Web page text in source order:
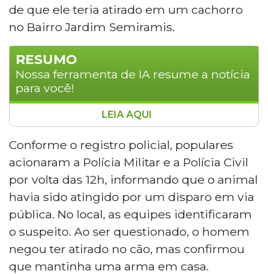
de que ele teria atirado em um cachorro
no Bairro Jardim Semiramis.
RESUMO
Nossa ferramenta de IA resume a notícia
para você!
Idoso de 87 anos foi preso em flagrante
por posse irregular de arma de fogo em
Rio Verde de Mato Grosso após atirar em
Na residência, policiais encontraram uma
espingarda adaptada para munição
calibre .22 e uma cápsula deflagrada. O
animal não resistiu aos ferimentos e foi
sacrificado. O suspeito foi autuado e
segue à disposição da Justiça.
LEIA AQUI
Conforme o registro policial, populares
acionaram a Polícia Militar e a Polícia Civil
por volta das 12h, informando que o animal
havia sido atingido por um disparo em via
pública. No local, as equipes identificaram
o suspeito. Ao ser questionado, o homem
negou ter atirado no cão, mas confirmou
que mantinha uma arma em casa.